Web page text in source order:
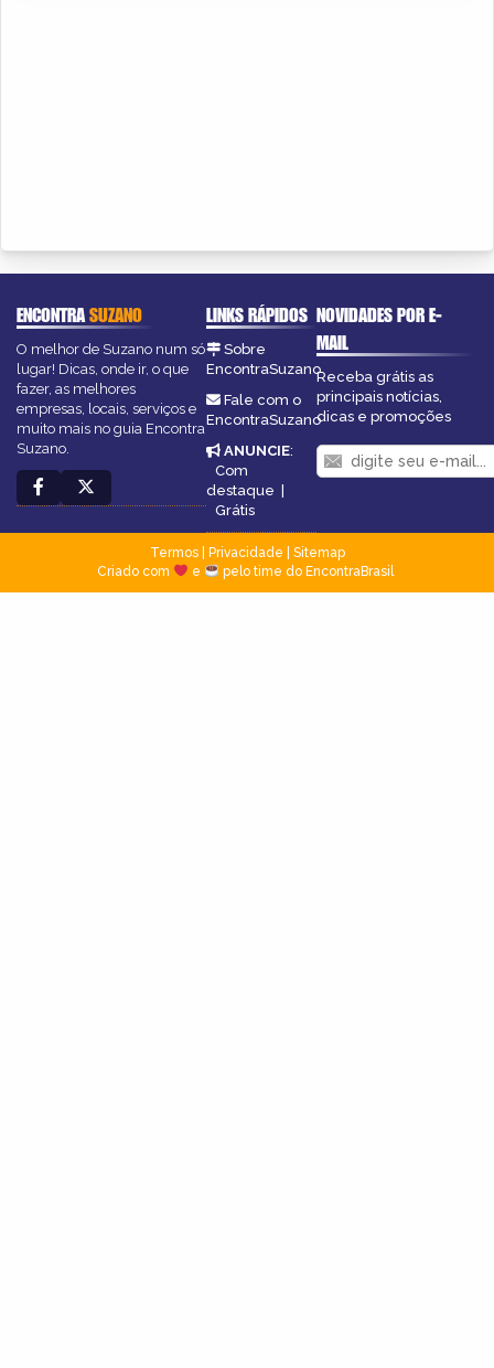
ENCONTRASUZANO
O melhor de Suzano num só
lugar! Dicas, onde ir, o que
fazer, as melhores
empresas, locais, serviços e
muito mais no guia Encontra
Suzano.
LINKS RÁPIDOS
Sobre
EncontraSuzano
Fale com o
EncontraSuzano
ANUNCIE:
Com
destaque |
Grátis
NOVIDADES POR E-
MAIL
Receba grátis as
principais notícias,
dicas e promoções
Termos| Privacidade
Sitemap
Criado com
e pelo time do EncontraBrasil